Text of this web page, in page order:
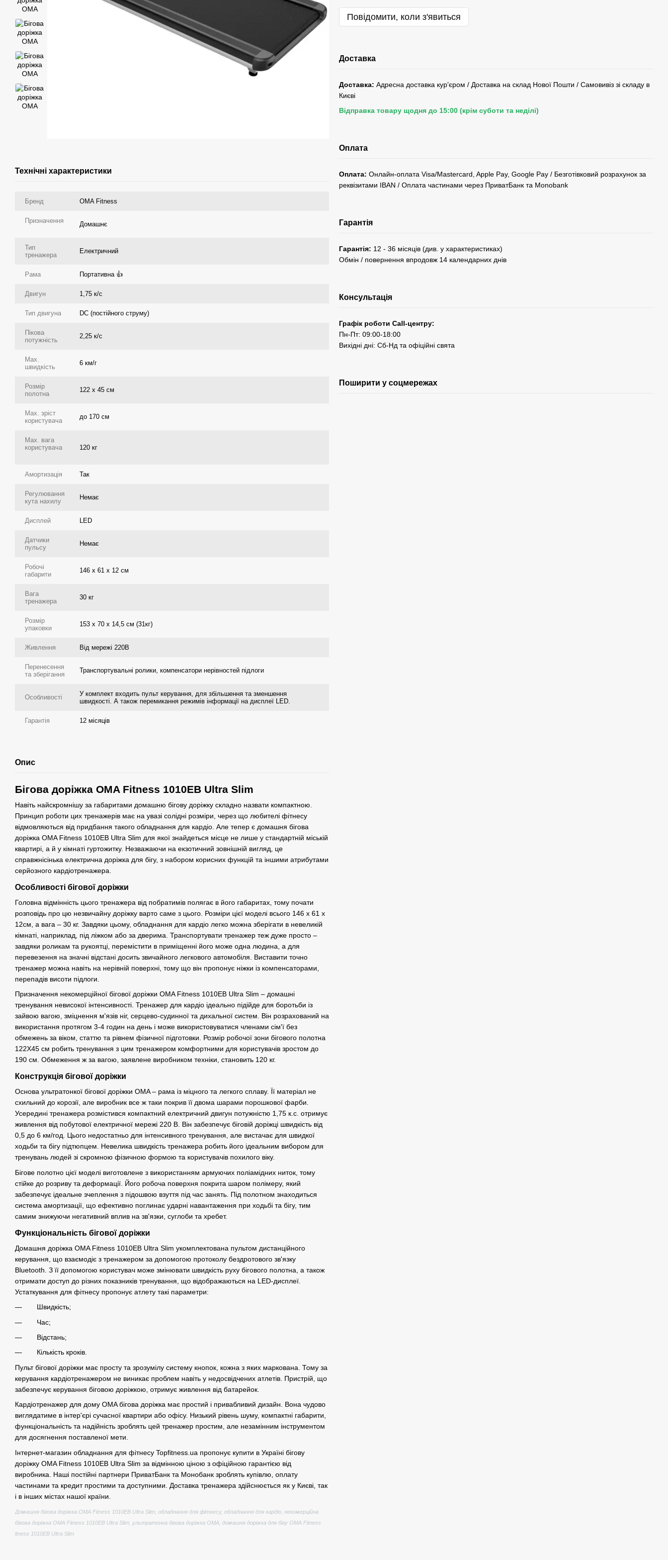
Технічні характеристики
Бренд OMA Fitness
Призначення Домашнє
Тип
тренажера
Електричний
Рама Портативна 👍
Двигун 1,75 к/с
Тип двигуна DC (постійного струму)
Пікова
потужність
2,25 к/с
Max.
швидкість
6 км/г
Розмір
полотна
122 х 45 см
Max. зріст
користувача
до 170 см
Max. вага
користувача
120 кг
Амортизація Так
Регулювання
кута нахилу
Немає
Дисплей LED
Датчики
пульсу
Немає
Робочі
габарити
146 х 61 х 12 см
Вага
тренажера
30 кг
Розмір
упаковки
153 х 70 х 14,5 см (31кг)
Живлення Від мережі 220В
Перенесення
та зберігання
Транспортувальні ролики, компенсатори нерівностей підлоги
Особливості
У комплект входить пульт керування, для збільшення та зменшення
швидкості. А також перемикання режимів інформації на дисплеї LED.
Гарантія 12 місяців
Опис
Бігова доріжка OMA Fitness 1010EB Ultra Slim
Навіть найскромнішу за габаритами домашню бігову доріжку складно назвати компактною.
Принцип роботи цих тренажерів має на увазі солідні розміри, через що любителі фітнесу
відмовляються від придбання такого обладнання для кардіо. Але тепер є домашня бігова
доріжка OMA Fitness 1010EB Ultra Slim для якої знайдеться місце не лише у стандартній міській
квартирі, а й у кімнаті гуртожитку. Незважаючи на екзотичний зовнішній вигляд, це
справжнісінька електрична доріжка для бігу, з набором корисних функцій та іншими атрибутами
серйозного кардіотренажера.
Особливості бігової доріжки
Головна відмінність цього тренажера від побратимів полягає в його габаритах, тому почати
розповідь про цю незвичайну доріжку варто саме з цього. Розміри цієї моделі всього 146 х 61 х
12см, а вага – 30 кг. Завдяки цьому, обладнання для кардіо легко можна зберігати в невеликій
кімнаті, наприклад, під ліжком або за дверима. Транспортувати тренажер теж дуже просто –
завдяки роликам та рукоятці, перемістити в приміщенні його може одна людина, а для
перевезення на значні відстані досить звичайного легкового автомобіля. Виставити точно
тренажер можна навіть на нерівній поверхні, тому що він пропонує ніжки із компенсаторами,
перепадів висоти підлоги.
Призначення некомерційної бігової доріжки OMA Fitness 1010EB Ultra Slim – домашні
тренування невисокої інтенсивності. Тренажер для кардіо ідеально підійде для боротьби із
зайвою вагою, зміцнення м'язів ніг, серцево-судинної та дихальної систем. Він розрахований на
використання протягом 3-4 годин на день і може використовуватися членами сім'ї без
обмежень за віком, статтю та рівнем фізичної підготовки. Розмір робочої зони бігового полотна
122Х45 см робить тренування з цим тренажером комфортними для користувачів зростом до
190 см. Обмеження ж за вагою, заявлене виробником техніки, становить 120 кг.
Конструкція бігової доріжки
Основа ультратонкої бігової доріжки OMA – рама із міцного та легкого сплаву. Її матеріал не
схильний до корозії, але виробник все ж таки покрив її двома шарами порошкової фарби.
Усередині тренажера розмістився компактний електричний двигун потужністю 1,75 к.с. отримує
живлення від побутової електричної мережі 220 В. Він забезпечує біговій доріжці швидкість від
0,5 до 6 км/год. Цього недостатньо для інтенсивного тренування, але вистачає для швидкої
ходьби та бігу підтюпцем. Невелика швидкість тренажера робить його ідеальним вибором для
тренувань людей зі скромною фізичною формою та користувачів похилого віку.
Бігове полотно цієї моделі виготовлене з використанням армуючих поліамідних ниток, тому
стійке до розриву та деформації. Його робоча поверхня покрита шаром полімеру, який
забезпечує ідеальне зчеплення з підошвою взуття під час занять. Під полотном знаходиться
система амортизації, що ефективно поглинає ударні навантаження при ходьбі та бігу, тим
самим знижуючи негативний вплив на зв'язки, суглоби та хребет.
Функціональність бігової доріжки
Домашня доріжка OMA Fitness 1010EB Ultra Slim укомплектована пультом дистанційного
керування, що взаємодіє з тренажером за допомогою протоколу бездротового зв'язку
Bluetooth. З її допомогою користувач може змінювати швидкість руху бігового полотна, а також
отримати доступ до різних показників тренування, що відображаються на LED-дисплеї.
Устаткування для фітнесу пропонує атлету такі параметри:
Швидкість;
Час;
Відстань;
Кількість кроків.
Пульт бігової доріжки має просту та зрозумілу систему кнопок, кожна з яких маркована. Тому за
керування кардіотренажером не виникає проблем навіть у недосвідчених атлетів. Пристрій, що
забезпечує керування біговою доріжкою, отримує живлення від батарейок.
Кардіотренажер для дому OMA бігова доріжка має простий і привабливий дизайн. Вона чудово
виглядатиме в інтер'єрі сучасної квартири або офісу. Низький рівень шуму, компактні габарити,
функціональність та надійність зроблять цей тренажер простим, але незамінним інструментом
для досягнення поставленої мети.
Інтернет-магазин обладнання для фітнесу Topfitness.ua пропонує купити в Україні бігову
доріжку OMA Fitness 1010EB Ultra Slim за відмінною ціною з офіційною гарантією від
виробника. Наші постійні партнери ПриватБанк та Монобанк зроблять купівлю, оплату
частинами та кредит простими та доступними. Доставка тренажера здійснюється як у Києві, так
і в інших містах нашої країни.
Домашня бігова доріжка OMA Fitness 1010EB Ultra Slim, обладнання для фітнесу, обладнання для кардіо, некомерційна
бігова доріжка OMA Fitness 1010EB Ultra Slim, ультратонка бігова доріжка OMA, домашня доріжка для бігу OMA Fitness
itness 1010EB Ultra Slim
Повідомити, коли з'явиться
Доставка
Доставка: Адресна доставка кур'єром / Доставка на склад Нової Пошти / Самовивіз зі складу в
Києві
Відправка товару щодня до 15:00 (крім суботи та неділі)
Оплата
Оплата: Онлайн-оплата Visa/Mastercard, Apple Pay, Google Pay / Безготівковий розрахунок за
реквізитами IBAN / Оплата частинами через ПриватБанк та Monobank
Гарантія
Гарантія: 12 - 36 місяців (див. у характеристиках)
Обмін / повернення впродовж 14 календарних днів
Консультація
Графік роботи Call-центру:
Пн-Пт: 09:00-18:00
Вихідні дні: Сб-Нд та офіційні свята
Поширити у соцмережах